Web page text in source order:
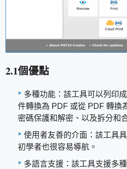
2.1個優點
多種功能：該工具可以列印
件轉換為 PDF 或從 PDF 轉換
密碼保護和解密、以及拆分和
使用者友善的介面：該工具
初學者也很容易導航。
多語言支援：該工具支援多